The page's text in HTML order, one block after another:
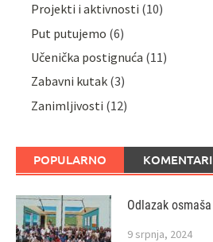
Projekti i aktivnosti (10)
Put putujemo (6)
Učenička postignuća (11)
Zabavni kutak (3)
Zanimljivosti (12)
POPULARNO KOMENTARI
Odlazak osmaša
9 srpnja, 2024